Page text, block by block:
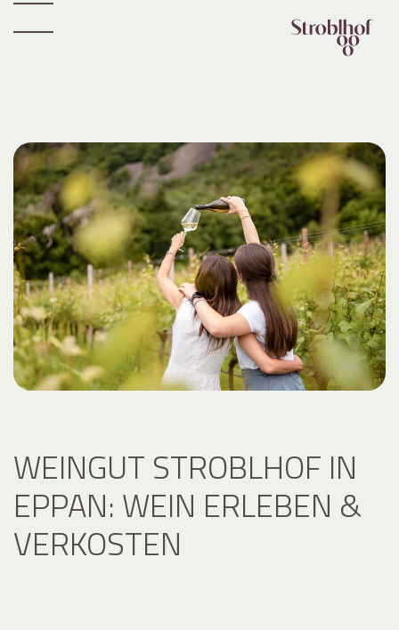
WEINGUT STROBLHOF IN
EPPAN: WEIN ERLEBEN &
VERKOSTEN